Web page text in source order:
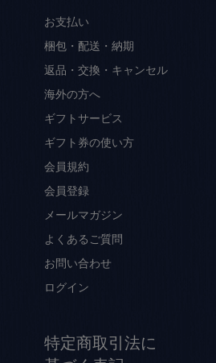
お支払い
梱包・配送・納期
返品・交換・キャンセル
海外の方へ
ギフトサービス
ギフト券の使い方
会員規約
会員登録
メールマガジン
よくあるご質問
お問い合わせ
ログイン
特定商取引法に